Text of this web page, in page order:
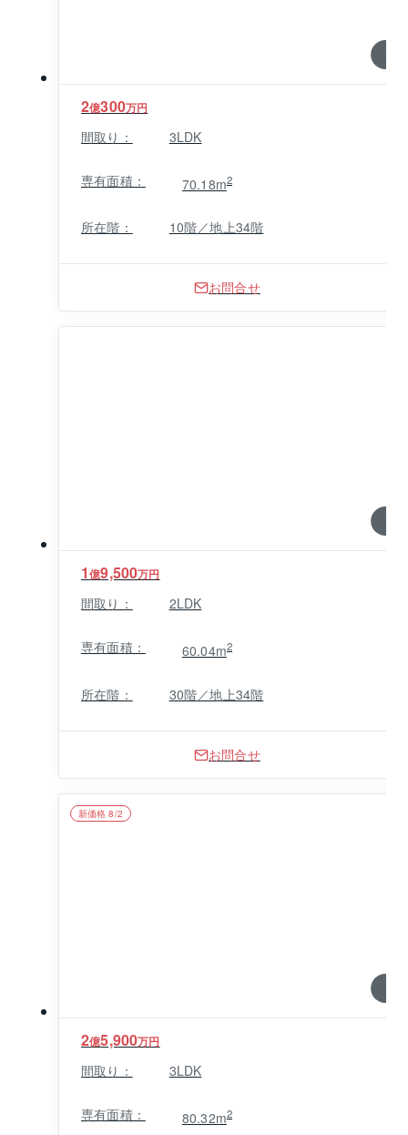
1 / 0
2億300万円
間取り： 3LDK
専有面積： 70.18m2
所在階： 10階／地上34階
お問合せ
1 / 0
1億9,500万円
間取り： 2LDK
専有面積： 60.04m2
所在階： 30階／地上34階
お問合せ
1 / 0
新価格 8/2
2億5,900万円
間取り： 3LDK
専有面積： 80.32m2